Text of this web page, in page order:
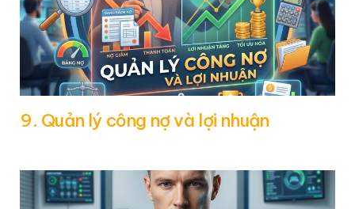
9. Quản lý công nợ và lợi nhuận